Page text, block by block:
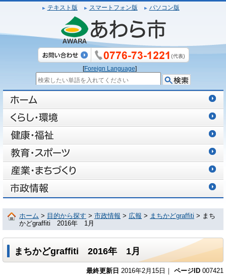
テキスト版 スマートフォン版 パソコン版
[Foreign Language]
ホーム > 目的から探す > 市政情報 > 広報 > まちかどgraffiti > まち
かどgraffiti 2016年 1月
まちかどgraffiti 2016年 1月
最終更新日 2016年2月15日｜ ページID 007421